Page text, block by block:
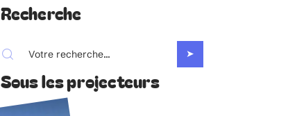
Recherche
Sous les projecteurs